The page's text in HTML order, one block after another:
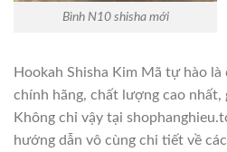
Bình N10 shisha mới
Hookah Shisha Kim Mã tự hào là
chính hãng, chất lượng cao nhất,
Không chỉ vậy tại
hướng dẫn vô cùng chi tiết về